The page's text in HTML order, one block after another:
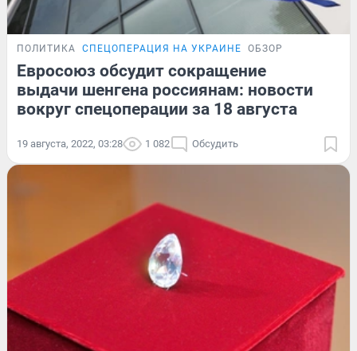
ПОЛИТИКА СПЕЦОПЕРАЦИЯ НА УКРАИНЕ ОБЗОР
Евросоюз обсудит сокращение
выдачи шенгена россиянам: новости
вокруг спецоперации за 18 августа
19 августа, 2022, 03:28 1 082 Обсудить